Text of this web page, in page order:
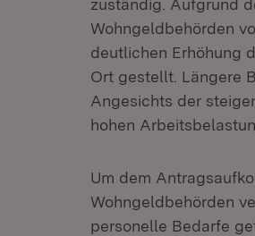
zuständig. Aufgrund
Wohngeldbehörden
deutlichen Erhöhung
Ort gestellt. Längere
Angesichts der
hohen
Um dem
Wohngeldbehörden
personelle Bedarfe